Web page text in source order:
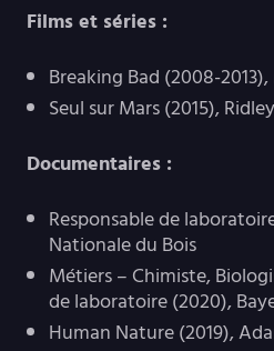
Films et séries :
Breaking Bad (2008-
Seul sur Mars (2015),
Documentaires :
Responsable de
Nationale du Bois
Métiers – Chimiste,
de laboratoire (2020),
Human Nature (2019),